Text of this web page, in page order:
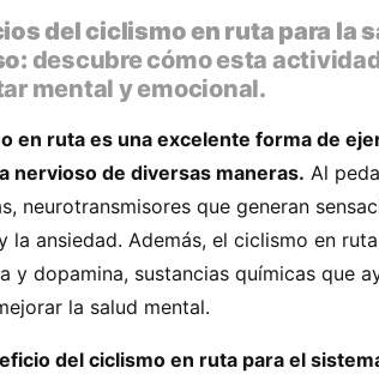
del ciclismo en ruta para la
descubre cómo esta
mental y emocional.
en ruta es una excelente forma de
nervioso de diversas maneras. Al
neurotransmisores que generan
la ansiedad. Además, el ciclismo en
y dopamina, sustancias químicas que
la salud mental.
del ciclismo en ruta para el